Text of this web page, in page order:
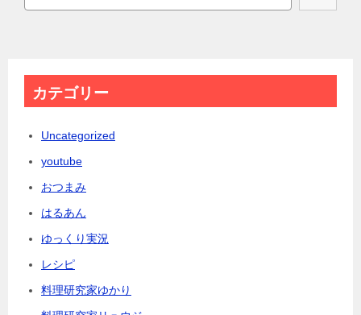
カテゴリー
Uncategorized
youtube
おつまみ
はるあん
ゆっくり実況
レシピ
料理研究家ゆかり